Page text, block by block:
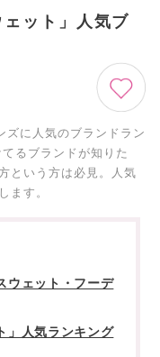
ット」人気ブ
ズに人気のブランドラン
るブランドが知りた
という方は必見。人気
ます。
ウェット・フーデ
」人気ランキング